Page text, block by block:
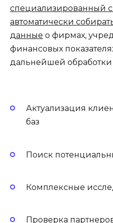
специализированный
автоматически
данные о фирмах,
финансовых
дальнейшей обработки
Актуализация
баз
Поиск
Комплексные
Проверка